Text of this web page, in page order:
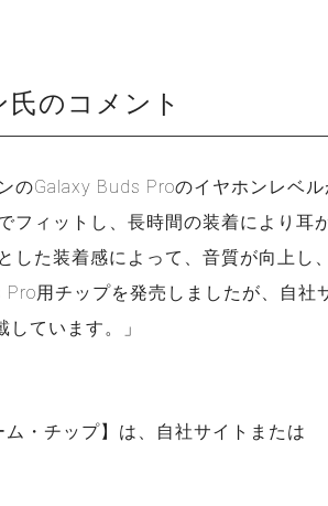
のコメント
のGalaxy Buds Proのイヤホンレベル
フィットし、長時間の装着により耳
した装着感によって、音質が向上し
用チップを発売しましたが、自社
ています。」
・チップ】は、自社サイトまたは